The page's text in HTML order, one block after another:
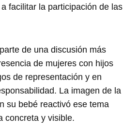
facilitar la participación de las
de una discusión más
de mujeres con hijos
de representación y en
La imagen de la
su bebé reactivó ese tema
concreta y visible.